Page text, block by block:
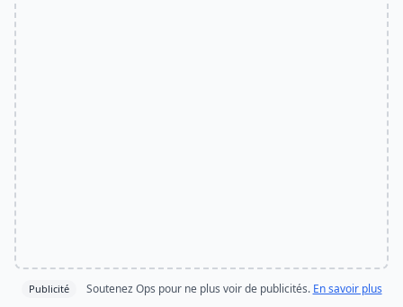
Publicité Soutenez Ops pour ne plus voir de publicités. En savoir plus